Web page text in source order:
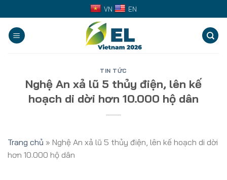
to
content
VN EN
TIN TỨC
Nghệ An xả lũ 5 thủy điện, lên kế
hoạch di dời hơn 10.000 hộ dân
Trang chủ » Nghệ An xả lũ 5 thủy điện, lên kế hoạch di dời
hơn 10.000 hộ dân